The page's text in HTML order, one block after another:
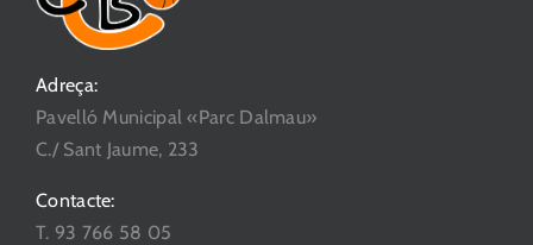
Adreça:
Pavelló Municipal «Parc Dalmau»
C./ Sant Jaume, 233
Contacte:
T. 93 766 58 05